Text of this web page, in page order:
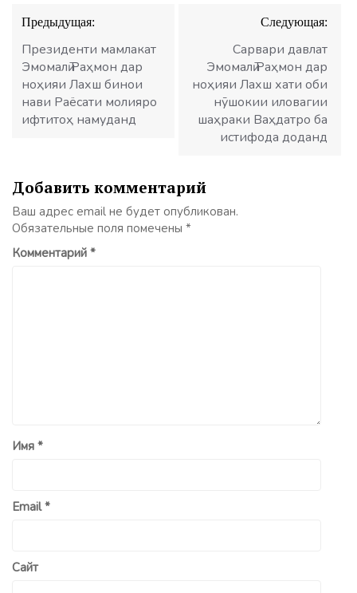
Навигация
по
записям
Предыдущая:
Президенти мамлакат
Эмомалӣ Раҳмон дар
ноҳияи Лахш бинои
нави Раёсати молияро
ифтитоҳ намуданд
Следующая:
Сарвари давлат
Эмомалӣ Раҳмон дар
ноҳияи Лахш хати оби
нӯшокии иловагии
шаҳраки Ваҳдатро ба
истифода доданд
Добавить комментарий
Ваш адрес email не будет опубликован.
Обязательные поля помечены *
Комментарий *
Имя *
Email*
Сайт